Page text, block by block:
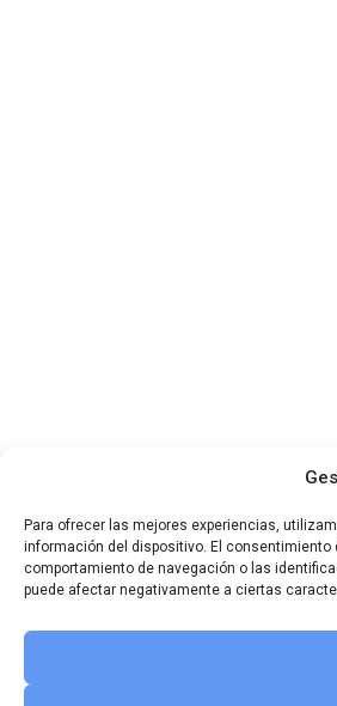
Para ofrecer las mejores experiencias,
información del dispositivo. El
comportamiento de navegación o las
puede afectar negativamente a ciertas